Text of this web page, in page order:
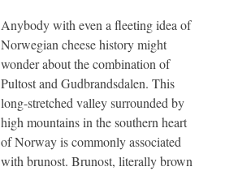
Anybody with even a fleeting idea of
Norwegian cheese history might
wonder about the combination of
Pultost and Gudbrandsdalen. This
long-stretched valley surrounded by
high mountains in the southern heart
of Norway is commonly associated
with brunost. Brunost, literally brown